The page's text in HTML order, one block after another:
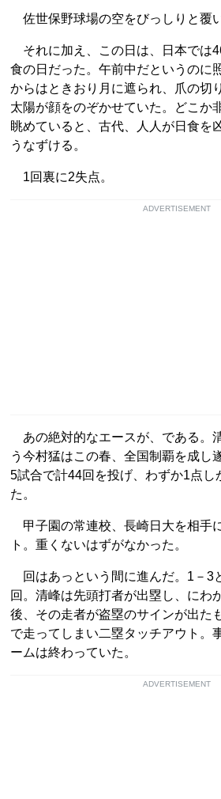
佐世保野球場の空をびっしりと覆
それに加え、この日は、日本では
食の日だった。午前中だというのに
からはときおり月に遮られ、爪の切
太陽が顔をのぞかせていた。どこか
眺めていると、古代、人人が日食を
うなずける。
1回裏に2失点。
ADVERTISEMENT
あの絶対的なエースが、である。
う今村猛はこの春、全国制覇を成し
5試合で計44回を投げ、わずか1点し
た。
甲子園の常連校、長崎日大を相手
ト。重くないはずがなかった。
回はあっという間に進んだ。1－3
回。清峰は先頭打者が出塁し、にわ
後、その走者が盗塁のサインが出た
で走ってしまい二塁タッチアウト。
ームは終わっていた。
ADVERTISEMENT